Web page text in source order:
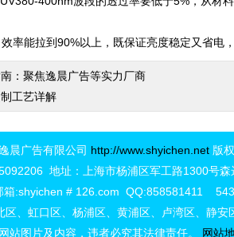
率能拉到90%以上，既保证亮度稳定又省电
：聚焦逸晨广告等实力厂商
工艺详解
晨广告有限公司 http://www.shyichen.net版
地址：上海市杨浦区军工路1300号森
:shyichen # 126.com QQ:858581411
、虹口区、杨浦区、黄浦区、卢湾区、静安
站图片及内容，违者必究其法律责任。 网站